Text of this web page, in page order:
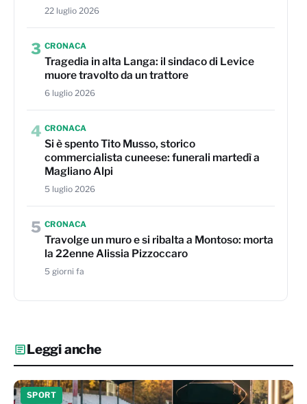
22 luglio 2026
3 CRONACA
Tragedia in alta Langa: il sindaco di Levice
muore travolto da un trattore
6 luglio 2026
4 CRONACA
Si è spento Tito Musso, storico
commercialista cuneese: funerali martedì a
Magliano Alpi
5 luglio 2026
5 CRONACA
Travolge un muro e si ribalta a Montoso: morta
la 22enne Alissia Pizzoccaro
5 giorni fa
Leggi anche
SPORT